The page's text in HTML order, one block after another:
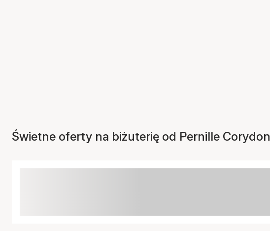
Świetne oferty na biżuterię od Pernille Corydon